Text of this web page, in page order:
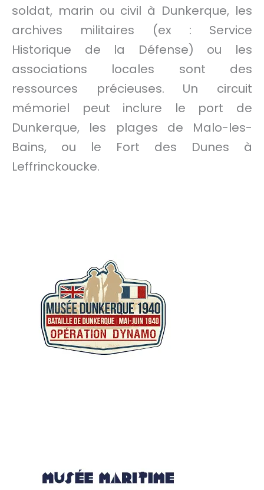
soldat, marin ou civil à Dunkerque, les
archives militaires (ex : Service
Historique de la Défense) ou les
associations locales sont des
ressources précieuses. Un circuit
mémoriel peut inclure le port de
Dunkerque, les plages de Malo-les-
Bains, ou le Fort des Dunes à
Leffrinckoucke.